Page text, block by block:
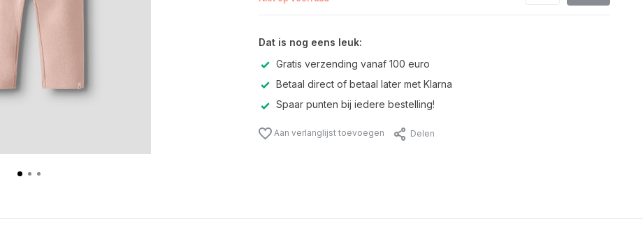
Dat is nog eens leuk:
Gratis verzending vanaf 100 euro
Betaal direct of betaal later met Klarna
Spaar punten bij iedere bestelling!
Aan verlanglijst toevoegen Delen